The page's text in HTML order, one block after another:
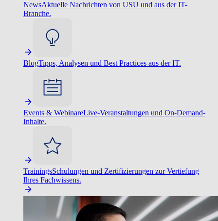
NewsAktuelle Nachrichten von USU und aus der IT-
Branche.
BlogTipps, Analysen und Best Practices aus der IT.
Events & WebinareLive-Veranstaltungen und On-Demand-
Inhalte.
TrainingsSchulungen und Zertifizierungen zur Vertiefung
Ihres Fachwissens.